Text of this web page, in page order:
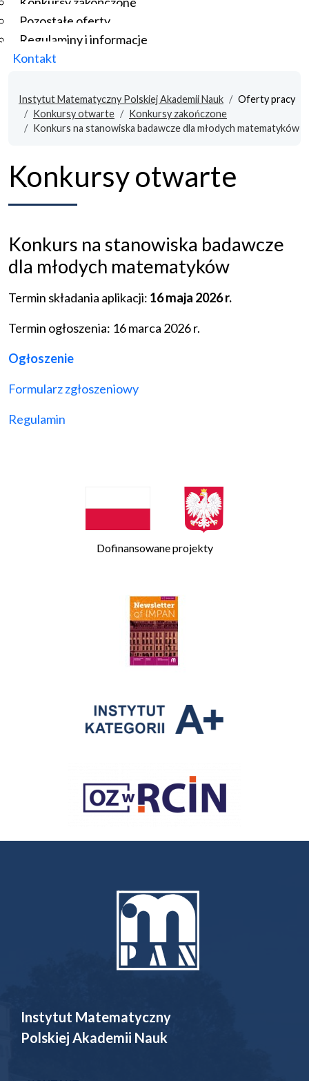
Pozostałe oferty
Regulaminy i informacje
Kontakt
Instytut Matematyczny Polskiej Akademii Nauk
Oferty pracy
Konkursy otwarte
Konkursy zakończone
Konkurs na stanowiska badawcze dla młodych matematyków
Konkursy otwarte
Konkurs na stanowiska badawcze
dla młodych matematyków
Termin składania aplikacji: 16 maja 2026 r.
Termin ogłoszenia: 16 marca 2026 r.
Ogłoszenie
Formularz zgłoszeniowy
Regulamin
Dofinansowane projekty
Instytut Matematyczny
Polskiej Akademii Nauk